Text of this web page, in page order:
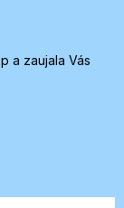
a zaujala Vás